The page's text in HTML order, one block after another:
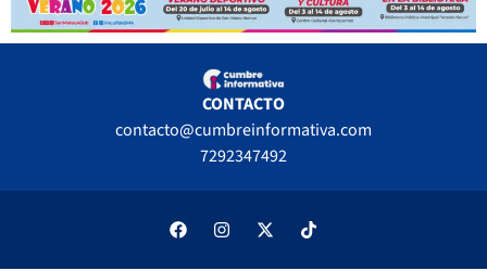
CONTACTO
contacto@cumbreinformativa.com
7292347492